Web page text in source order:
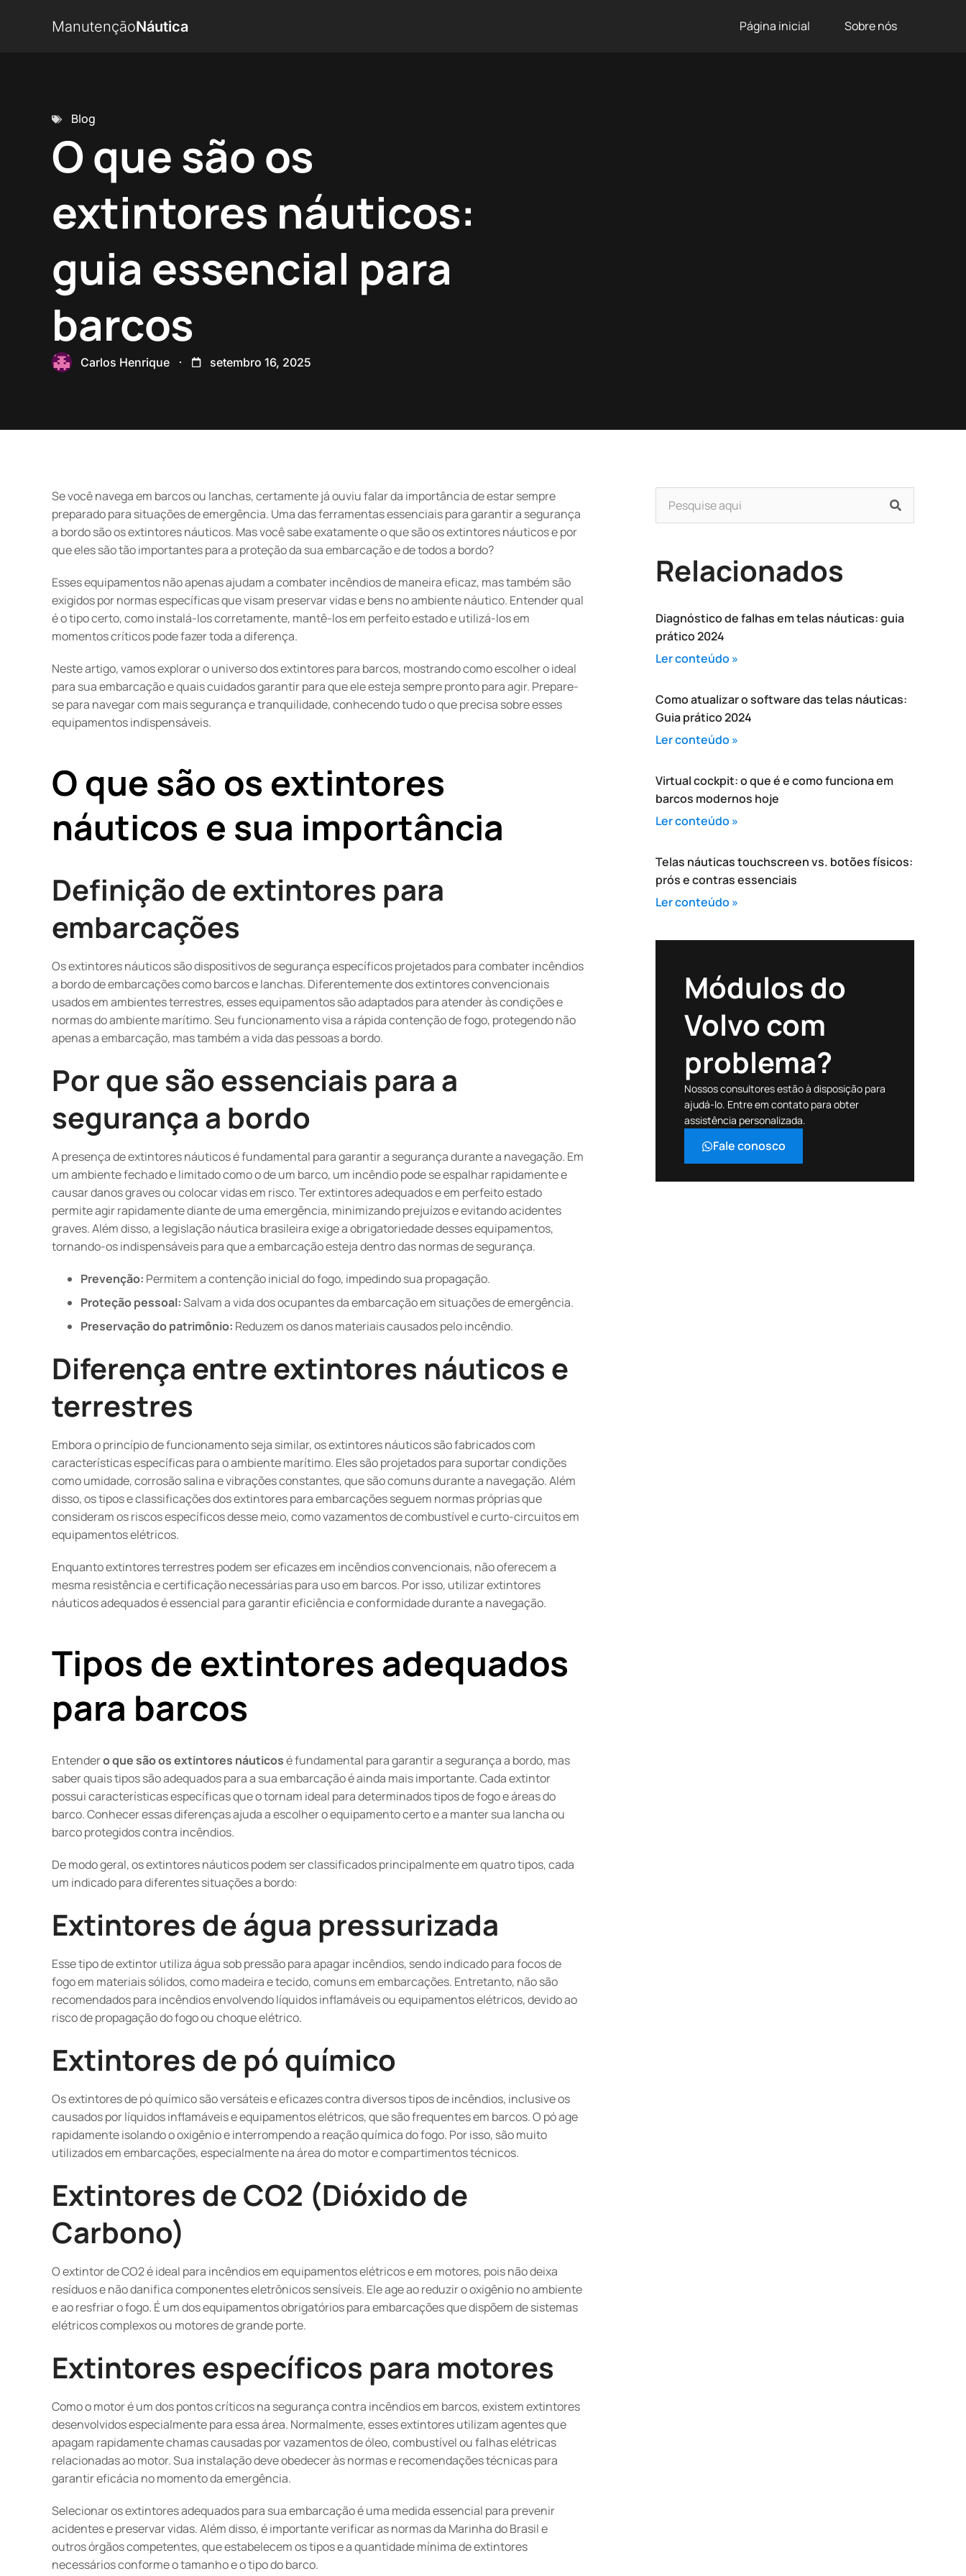
ManutençãoNáutica Página inicial Sobre nós
Blog
O que são os
extintores náuticos:
guia essencial para
barcos
Carlos Henrique setembro 16, 2025
Se você navega em barcos ou lanchas, certamente já ouviu falar da importância de estar sempre
preparado para situações de emergência. Uma das ferramentas essenciais para garantir a segurança
a bordo são os extintores náuticos. Mas você sabe exatamente o que são os extintores náuticos e por
que eles são tão importantes para a proteção da sua embarcação e de todos a bordo?
Esses equipamentos não apenas ajudam a combater incêndios de maneira eficaz, mas também são
exigidos por normas específicas que visam preservar vidas e bens no ambiente náutico. Entender qual
é o tipo certo, como instalá-los corretamente, mantê-los em perfeito estado e utilizá-los em
momentos críticos pode fazer toda a diferença.
Neste artigo, vamos explorar o universo dos extintores para barcos, mostrando como escolher o ideal
para sua embarcação e quais cuidados garantir para que ele esteja sempre pronto para agir. Prepare-
se para navegar com mais segurança e tranquilidade, conhecendo tudo o que precisa sobre esses
equipamentos indispensáveis.
O que são os extintores
náuticos e sua importância
Definição de extintores para
embarcações
Os extintores náuticos são dispositivos de segurança específicos projetados para combater incêndios
a bordo de embarcações como barcos e lanchas. Diferentemente dos extintores convencionais
usados em ambientes terrestres, esses equipamentos são adaptados para atender às condições e
normas do ambiente marítimo. Seu funcionamento visa a rápida contenção de fogo, protegendo não
apenas a embarcação, mas também a vida das pessoas a bordo.
Por que são essenciais para a
segurança a bordo
A presença de extintores náuticos é fundamental para garantir a segurança durante a navegação. Em
um ambiente fechado e limitado como o de um barco, um incêndio pode se espalhar rapidamente e
causar danos graves ou colocar vidas em risco. Ter extintores adequados e em perfeito estado
permite agir rapidamente diante de uma emergência, minimizando prejuízos e evitando acidentes
graves. Além disso, a legislação náutica brasileira exige a obrigatoriedade desses equipamentos,
tornando-os indispensáveis para que a embarcação esteja dentro das normas de segurança.
Prevenção: Permitem a contenção inicial do fogo, impedindo sua propagação.
Proteção pessoal:Salvam a vida dos ocupantes da embarcação em situações de emergência.
Preservação do patrimônio: Reduzem os danos materiais causados pelo incêndio.
Diferença entre extintores náuticos e
terrestres
Embora o princípio de funcionamento seja similar, os extintores náuticos são fabricados com
características específicas para o ambiente marítimo. Eles são projetados para suportar condições
como umidade, corrosão salina e vibrações constantes, que são comuns durante a navegação. Além
disso, os tipos e classificações dos extintores para embarcações seguem normas próprias que
consideram os riscos específicos desse meio, como vazamentos de combustível e curto-circuitos em
equipamentos elétricos.
Enquanto extintores terrestres podem ser eficazes em incêndios convencionais, não oferecem a
mesma resistência e certificação necessárias para uso em barcos. Por isso, utilizar extintores
náuticos adequados é essencial para garantir eficiência e conformidade durante a navegação.
Tipos de extintores adequados
para barcos
Entendero que são os extintores náuticosé fundamental para garantir a segurança a bordo, mas
saber quais tipos são adequados para a sua embarcação é ainda mais importante. Cada extintor
possui características específicas que o tornam ideal para determinados tipos de fogo e áreas do
barco. Conhecer essas diferenças ajuda a escolher o equipamento certo e a manter sua lancha ou
barco protegidos contra incêndios.
De modo geral, os extintores náuticos podem ser classificados principalmente em quatro tipos, cada
um indicado para diferentes situações a bordo:
Extintores de água pressurizada
Esse tipo de extintor utiliza água sob pressão para apagar incêndios, sendo indicado para focos de
fogo em materiais sólidos, como madeira e tecido, comuns em embarcações. Entretanto, não são
recomendados para incêndios envolvendo líquidos inflamáveis ou equipamentos elétricos, devido ao
risco de propagação do fogo ou choque elétrico.
Extintores de pó químico
Os extintores de pó químico são versáteis e eficazes contra diversos tipos de incêndios, inclusive os
causados por líquidos inflamáveis e equipamentos elétricos, que são frequentes em barcos. O pó age
rapidamente isolando o oxigênio e interrompendo a reação química do fogo. Por isso, são muito
utilizados em embarcações, especialmente na área do motor e compartimentos técnicos.
Extintores de CO2 (Dióxido de
Carbono)
O extintor de CO2 é ideal para incêndios em equipamentos elétricos e em motores, pois não deixa
resíduos e não danifica componentes eletrônicos sensíveis. Ele age ao reduzir o oxigênio no ambiente
e ao resfriar o fogo. É um dos equipamentos obrigatórios para embarcações que dispõem de sistemas
elétricos complexos ou motores de grande porte.
Extintores específicos para motores
Como o motor é um dos pontos críticos na segurança contra incêndios em barcos, existem extintores
desenvolvidos especialmente para essa área. Normalmente, esses extintores utilizam agentes que
apagam rapidamente chamas causadas por vazamentos de óleo, combustível ou falhas elétricas
relacionadas ao motor. Sua instalação deve obedecer às normas e recomendações técnicas para
garantir eficácia no momento da emergência.
Selecionar os extintores adequados para sua embarcação é uma medida essencial para prevenir
acidentes e preservar vidas. Além disso, é importante verificar as normas da Marinha do Brasil e
outros órgãos competentes, que estabelecem os tipos e a quantidade mínima de extintores
necessários conforme o tamanho e o tipo do barco.
Relacionados
Diagnóstico de falhas em telas náuticas: guia
prático 2024
Ler conteúdo »
Como atualizar o software das telas náuticas:
Guia prático 2024
Ler conteúdo »
Virtual cockpit: o que é e como funciona em
barcos modernos hoje
Ler conteúdo »
Telas náuticas touchscreen vs. botões físicos:
prós e contras essenciais
Ler conteúdo »
Módulos do
Volvo com
problema?
Nossos consultores estão à disposição para
ajudá-lo. Entre em contato para obter
assistência personalizada.
Fale conosco